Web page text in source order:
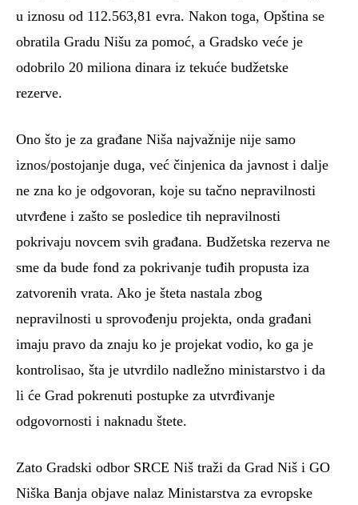
u iznosu od 112.563,81 evra. Nakon toga, Opština se
obratila Gradu Nišu za pomoć, a Gradsko veće je
odobrilo 20 miliona dinara iz tekuće budžetske
rezerve.
Ono što je za građane Niša najvažnije nije samo
iznos/postojanje duga, već činjenica da javnost i dalje
ne zna ko je odgovoran, koje su tačno nepravilnosti
utvrđene i zašto se posledice tih nepravilnosti
pokrivaju novcem svih građana. Budžetska rezerva ne
sme da bude fond za pokrivanje tuđih propusta iza
zatvorenih vrata. Ako je šteta nastala zbog
nepravilnosti u sprovođenju projekta, onda građani
imaju pravo da znaju ko je projekat vodio, ko ga je
kontrolisao, šta je utvrdilo nadležno ministarstvo i da
li će Grad pokrenuti postupke za utvrđivanje
odgovornosti i naknadu štete.
Zato Gradski odbor SRCE Niš traži da Grad Niš i GO
Niška Banja objave nalaz Ministarstva za evropske